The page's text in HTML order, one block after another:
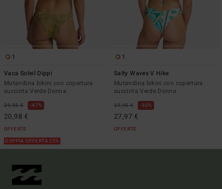
1
Vaca Soleil Dippi
Mutandina bikini con copertura
succinta Verde Donna
39,95 € 47%
20,98 €
OFFERTE
DOPPIA OFFERTA 25%
1
Salty Waves V Hike
Mutandina bikini con copertura
succinta Verde Donna
39,95 € 30%
27,97 €
OFFERTE